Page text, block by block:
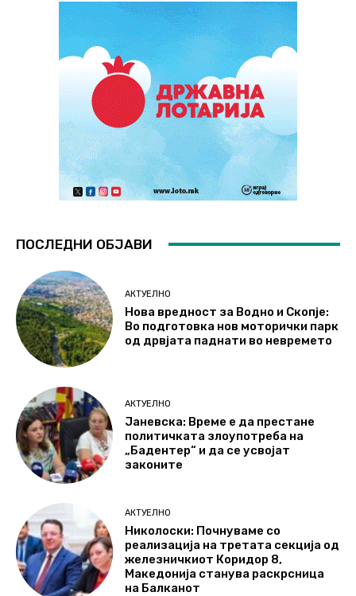
ПОСЛЕДНИ ОБЈАВИ
АКТУЕЛНО
Нова вредност за Водно и Скопје:
Во подготовка нов моторички парк
од дрвјата паднати во невремето
АКТУЕЛНО
Јаневска: Време е да престане
политичката злоупотреба на
„Бадентер“ и да се усвојат
законите
АКТУЕЛНО
Николоски: Почнуваме со
реализација на третата секција од
железничкиот Коридор 8,
Македонија станува раскрсница
на Балканот